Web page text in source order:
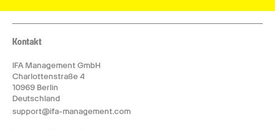
Kontakt
IFA Management GmbH
Charlottenstraße 4
10969 Berlin
Deutschland
support@ifa-management.com